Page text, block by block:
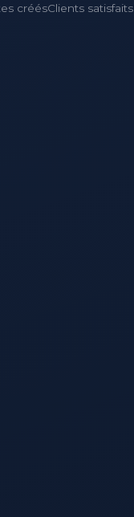
créésClients satisfaits